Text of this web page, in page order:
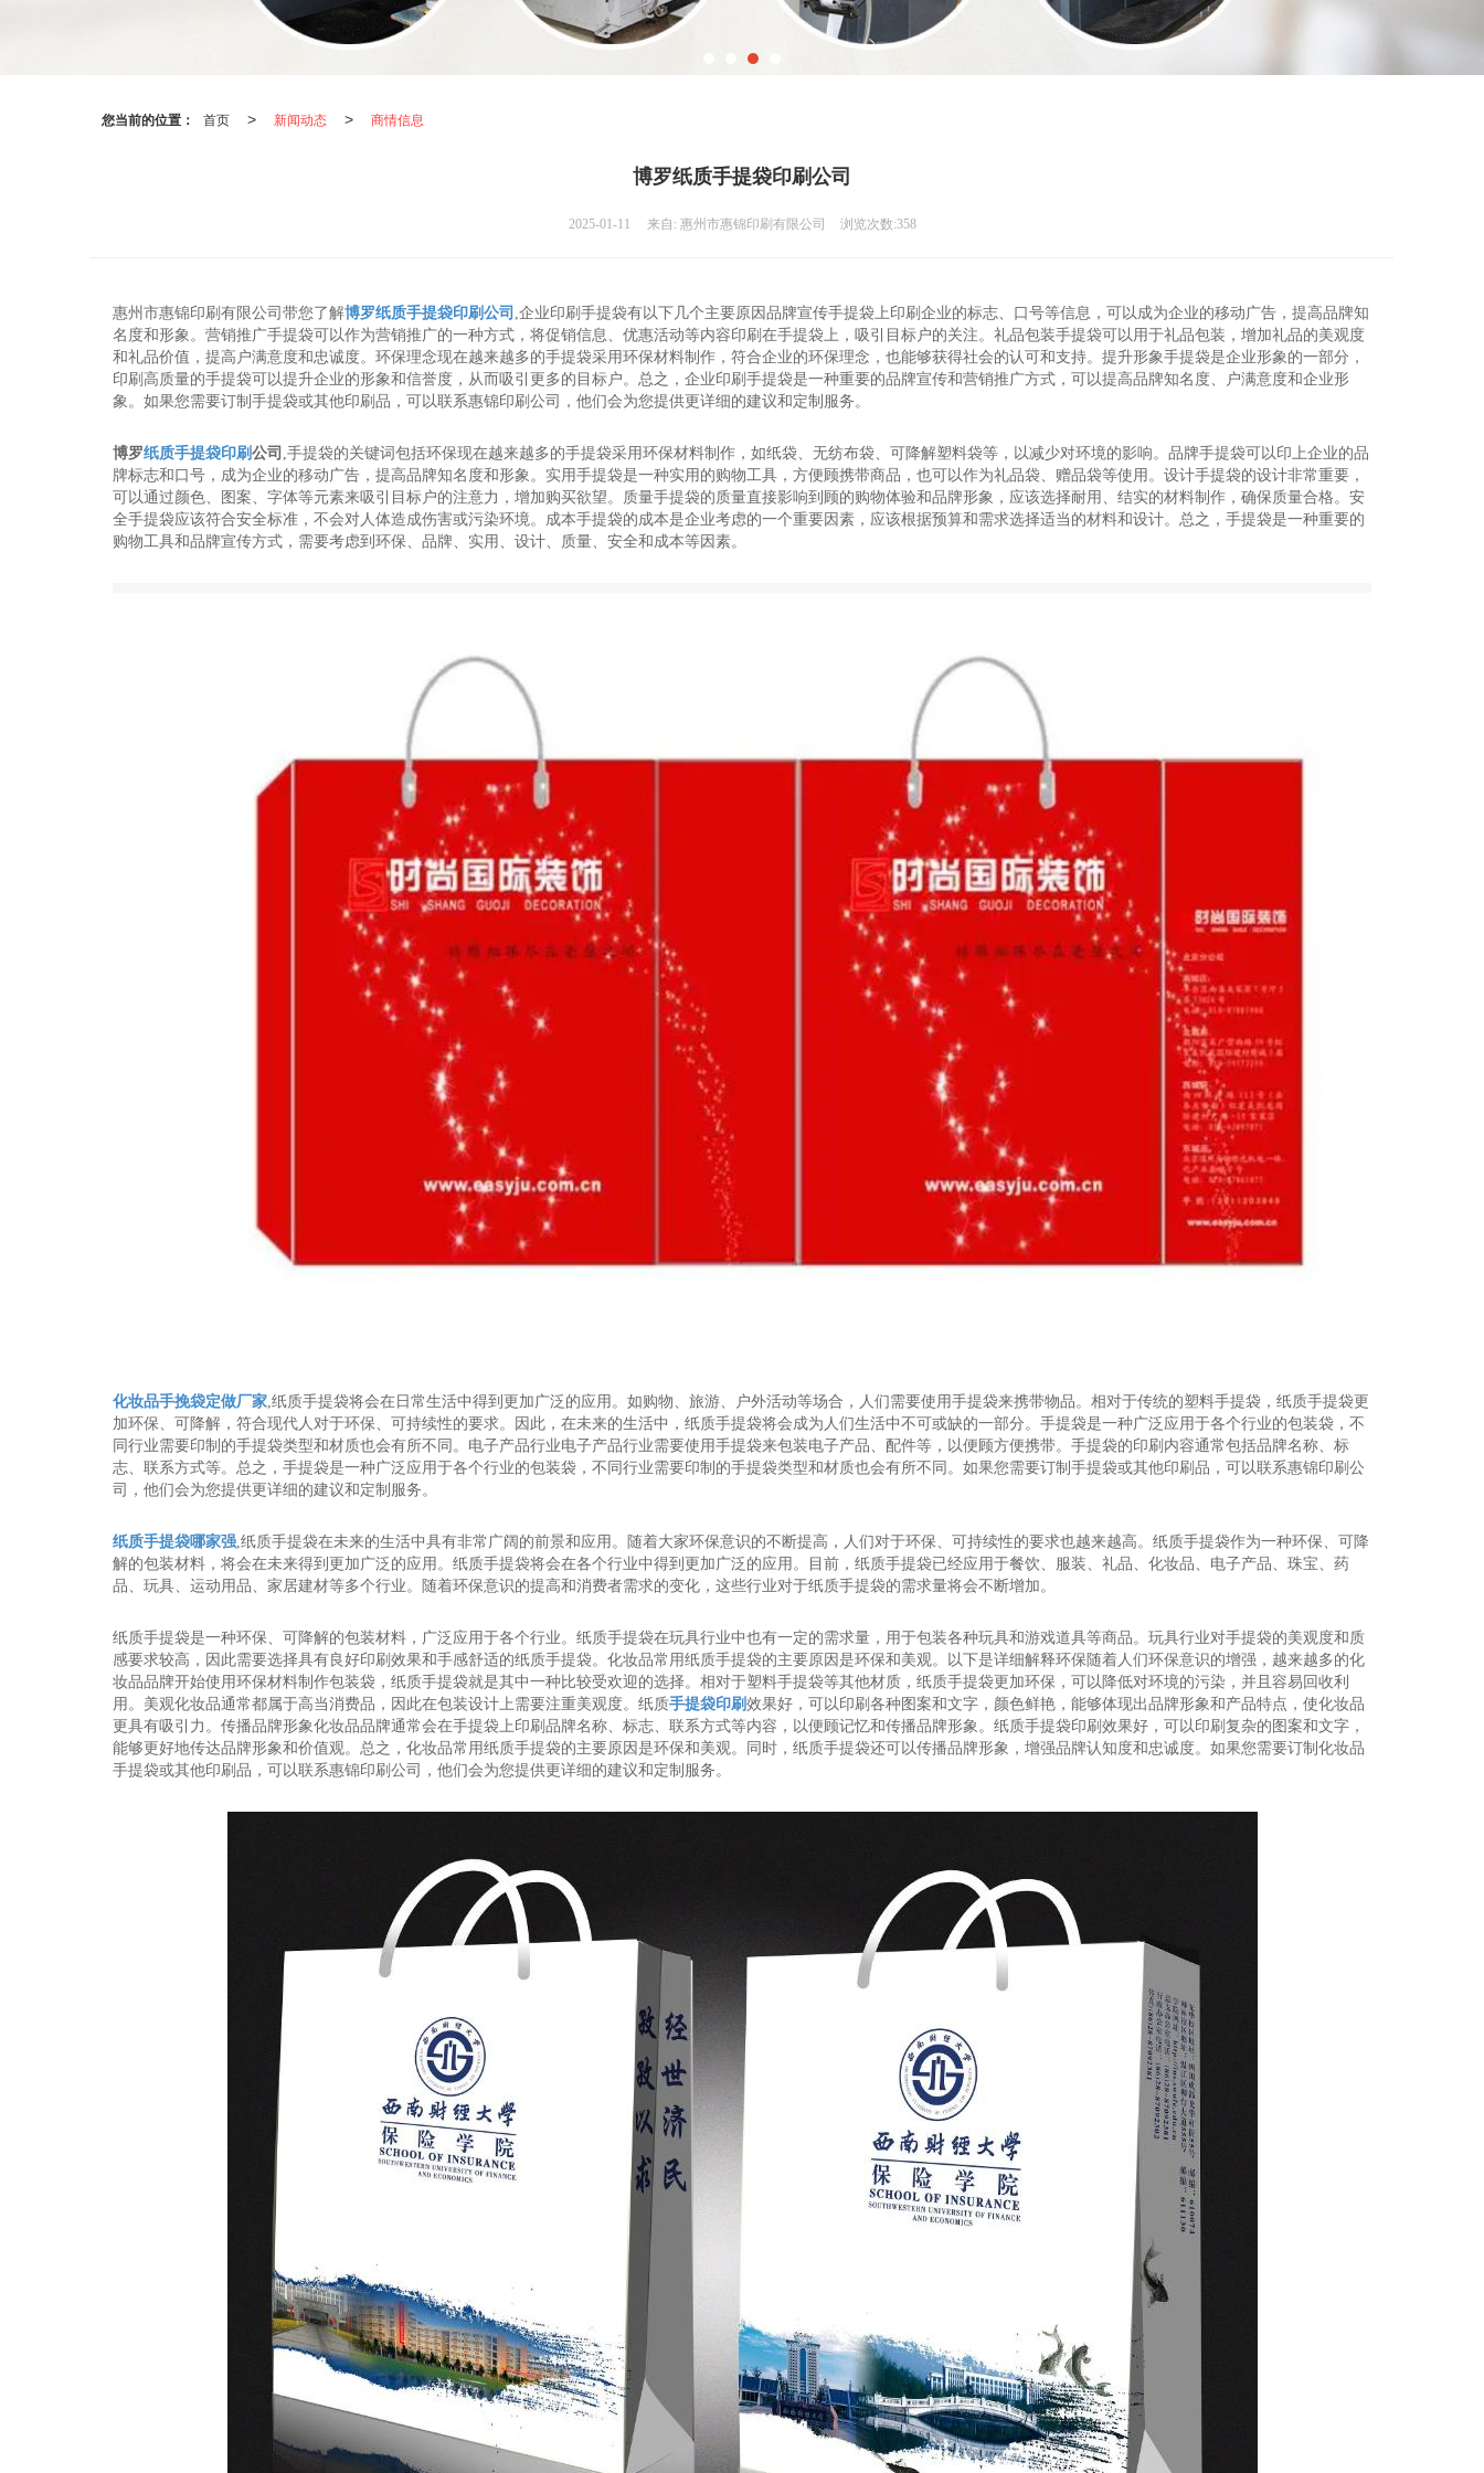
您当前的位置： 首页 > 新闻动态 > 商情信息
博罗纸质手提袋印刷公司
2025-01-11 来自: 惠州市惠锦印刷有限公司 浏览次数:358
惠州市惠锦印刷有限公司带您了解博罗纸质手提袋印刷公司 ,企业印刷手提袋有以下几个主要原因品牌宣传手提袋上印刷企业的标志、口号等信息，可以成为企业的移动广告，提高品牌知
名度和形象。营销推广手提袋可以作为营销推广的一种方式，将促销信息、优惠活动等内容印刷在手提袋上，吸引目标户的关注。礼品包装手提袋可以用于礼品包装，增加礼品的美观度
和礼品价值，提高户满意度和忠诚度。环保理念现在越来越多的手提袋采用环保材料制作，符合企业的环保理念，也能够获得社会的认可和支持。提升形象手提袋是企业形象的一部分，
印刷高质量的手提袋可以提升企业的形象和信誉度，从而吸引更多的目标户。总之，企业印刷手提袋是一种重要的品牌宣传和营销推广方式，可以提高品牌知名度、户满意度和企业形
象。如果您需要订制手提袋或其他印刷品，可以联系惠锦印刷公司，他们会为您提供更详细的建议和定制服务。
博罗纸质手提袋印刷公司 ,手提袋的关键词包括环保现在越来越多的手提袋采用环保材料制作，如纸袋、无纺布袋、可降解塑料袋等，以减少对环境的影响。品牌手提袋可以印上企业的品
牌标志和口号，成为企业的移动广告，提高品牌知名度和形象。实用手提袋是一种实用的购物工具，方便顾携带商品，也可以作为礼品袋、赠品袋等使用。设计手提袋的设计非常重要，
可以通过颜色、图案、字体等元素来吸引目标户的注意力，增加购买欲望。质量手提袋的质量直接影响到顾的购物体验和品牌形象，应该选择耐用、结实的材料制作，确保质量合格。安
全手提袋应该符合安全标准，不会对人体造成伤害或污染环境。成本手提袋的成本是企业考虑的一个重要因素，应该根据预算和需求选择适当的材料和设计。总之，手提袋是一种重要的
购物工具和品牌宣传方式，需要考虑到环保、品牌、实用、设计、质量、安全和成本等因素。
化妆品手挽袋定做厂家 ,纸质手提袋将会在日常生活中得到更加广泛的应用。如购物、旅游、户外活动等场合，人们需要使用手提袋来携带物品。相对于传统的塑料手提袋，纸质手提袋更
加环保、可降解，符合现代人对于环保、可持续性的要求。因此，在未来的生活中，纸质手提袋将会成为人们生活中不可或缺的一部分。手提袋是一种广泛应用于各个行业的包装袋，不
同行业需要印制的手提袋类型和材质也会有所不同。电子产品行业电子产品行业需要使用手提袋来包装电子产品、配件等，以便顾方便携带。手提袋的印刷内容通常包括品牌名称、标
志、联系方式等。总之，手提袋是一种广泛应用于各个行业的包装袋，不同行业需要印制的手提袋类型和材质也会有所不同。如果您需要订制手提袋或其他印刷品，可以联系惠锦印刷公
司，他们会为您提供更详细的建议和定制服务。
纸质手提袋哪家强 ,纸质手提袋在未来的生活中具有非常广阔的前景和应用。随着大家环保意识的不断提高，人们对于环保、可持续性的要求也越来越高。纸质手提袋作为一种环保、可降
解的包装材料，将会在未来得到更加广泛的应用。纸质手提袋将会在各个行业中得到更加广泛的应用。目前，纸质手提袋已经应用于餐饮、服装、礼品、化妆品、电子产品、珠宝、药
品、玩具、运动用品、家居建材等多个行业。随着环保意识的提高和消费者需求的变化，这些行业对于纸质手提袋的需求量将会不断增加。
纸质手提袋是一种环保、可降解的包装材料，广泛应用于各个行业。纸质手提袋在玩具行业中也有一定的需求量，用于包装各种玩具和游戏道具等商品。玩具行业对手提袋的美观度和质
感要求较高，因此需要选择具有良好印刷效果和手感舒适的纸质手提袋。化妆品常用纸质手提袋的主要原因是环保和美观。以下是详细解释环保随着人们环保意识的增强，越来越多的化
妆品品牌开始使用环保材料制作包装袋，纸质手提袋就是其中一种比较受欢迎的选择。相对于塑料手提袋等其他材质，纸质手提袋更加环保，可以降低对环境的污染，并且容易回收利
用。美观化妆品通常都属于高当消费品，因此在包装设计上需要注重美观度。纸质手提袋印刷效果好，可以印刷各种图案和文字，颜色鲜艳，能够体现出品牌形象和产品特点，使化妆品
更具有吸引力。传播品牌形象化妆品品牌通常会在手提袋上印刷品牌名称、标志、联系方式等内容，以便顾记忆和传播品牌形象。纸质手提袋印刷效果好，可以印刷复杂的图案和文字，
能够更好地传达品牌形象和价值观。总之，化妆品常用纸质手提袋的主要原因是环保和美观。同时，纸质手提袋还可以传播品牌形象，增强品牌认知度和忠诚度。如果您需要订制化妆品
手提袋或其他印刷品，可以联系惠锦印刷公司，他们会为您提供更详细的建议和定制服务。